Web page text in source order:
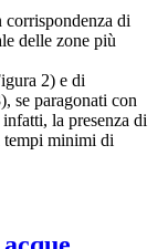
corrispondenza di
delle zone più
2) e di
se paragonati con
la presenza di
tempi minimi di